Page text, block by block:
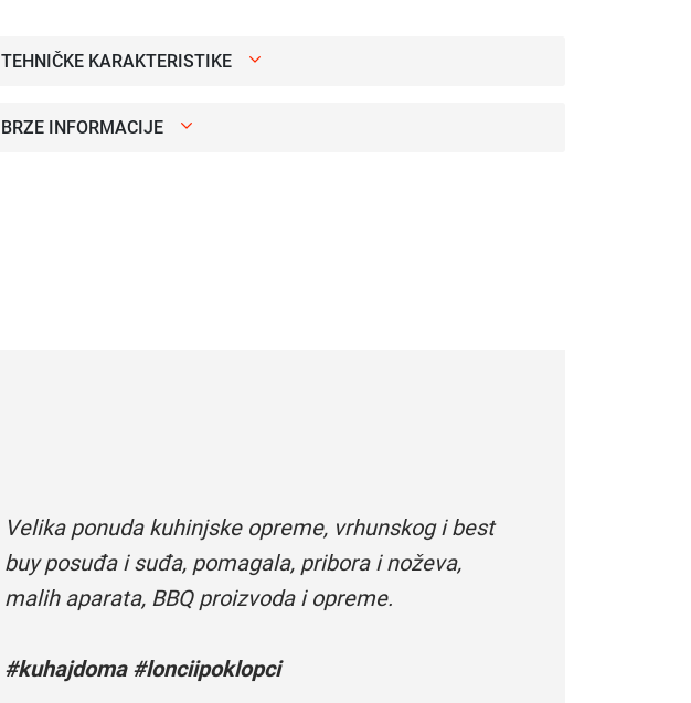
TEHNIČKE KARAKTERISTIKE
BRZE INFORMACIJE
Velika ponuda kuhinjske opreme, vrhunskog i best
buy posuđa i suđa, pomagala, pribora i noževa,
malih aparata, BBQ proizvoda i opreme.
#kuhajdoma #lonciipoklopci